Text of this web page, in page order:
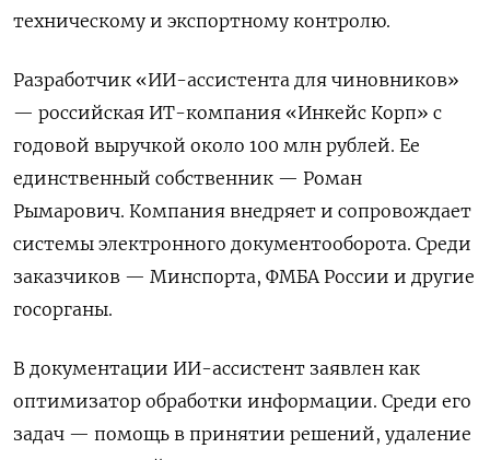
техническому и экспортному контролю.
Разработчик «ИИ-ассистента для чиновников»
— российская ИТ-компания «Инкейс Корп» с
годовой выручкой около 100 млн рублей. Ее
единственный собственник — Роман
Рымарович. Компания внедряет и сопровождает
системы электронного документооборота. Среди
заказчиков — Минспорта, ФМБА России и другие
госорганы.
В документации ИИ-ассистент заявлен как
оптимизатор обработки информации. Среди его
задач — помощь в принятии решений, удаление